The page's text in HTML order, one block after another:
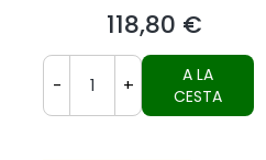
Precio
118,80 €
- +
A LA
CESTA